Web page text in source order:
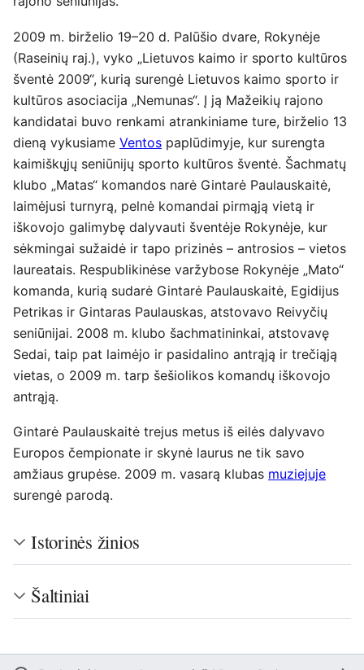
2009 m. birželio 19–20 d. Palūšio dvare, Rokynėje
(Raseinių raj.), vyko „Lietuvos kaimo ir sporto kultūros
šventė 2009“, kurią surengė Lietuvos kaimo sporto ir
kultūros asociacija „Nemunas“. Į ją Mažeikių rajono
kandidatai buvo renkami atrankiniame ture, birželio 13
dieną vykusiame Ventos paplūdimyje, kur surengta
kaimiškųjų seniūnijų sporto kultūros šventė. Šachmatų
klubo „Matas“ komandos narė Gintarė Paulauskaitė,
laimėjusi turnyrą, pelnė komandai pirmąją vietą ir
iškovojo galimybę dalyvauti šventėje Rokynėje, kur
sėkmingai sužaidė ir tapo prizinės – antrosios – vietos
laureatais. Respublikinėse varžybose Rokynėje „Mato“
komanda, kurią sudarė Gintarė Paulauskaitė, Egidijus
Petrikas ir Gintaras Paulauskas, atstovavo Reivyčių
seniūnijai. 2008 m. klubo šachmatininkai, atstovavę
Sedai, taip pat laimėjo ir pasidalino antrąją ir trečiąją
vietas, o 2009 m. tarp šešiolikos komandų iškovojo
antrąją.
Gintarė Paulauskaitė trejus metus iš eilės dalyvavo
Europos čempionate ir skynė laurus ne tik savo
amžiaus grupėse. 2009 m. vasarą klubas muziejuje
surengė parodą.
Istorinės žinios
Šaltiniai